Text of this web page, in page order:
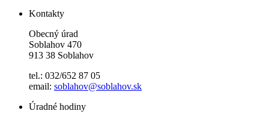
Kontakty
Obecný úrad
Soblahov 470
913 38 Soblahov
tel.: 032/652 87 05
email: soblahov@soblahov.sk
Úradné hodiny